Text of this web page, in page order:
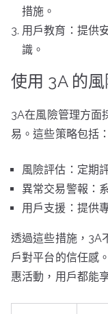
措施。
用戶教育：提供
識。
使用 3A 的
3A在風險管理方面
易。這些策略包括：
風險評估：定期
異常交易警報：
用戶支援：提供
透過這些措施，3A
戶對平台的信任感
惠活動，用戶都能